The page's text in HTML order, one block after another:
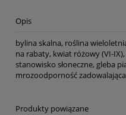
Opis
bylina skalna, roślina
na rabaty, kwiat różowy (VI-
stanowisko słoneczne, gleba
mrozoodporność
Produkty powiązane